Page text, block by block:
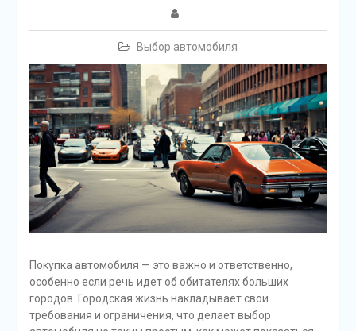
Выбор автомобиля
Покупка автомобиля — это важно и ответственно,
особенно если речь идет об обитателях больших
городов. Городская жизнь накладывает свои
требования и ограничения, что делает выбор